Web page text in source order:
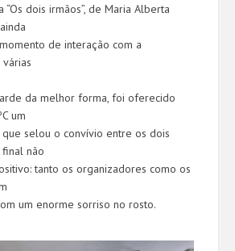
“Os dois irmãos”, de Maria Alberta
de interação com a
da melhor forma, foi oferecido
um
selou o convívio entre os dois
não
tanto os organizadores como os
um enorme sorriso no rosto.